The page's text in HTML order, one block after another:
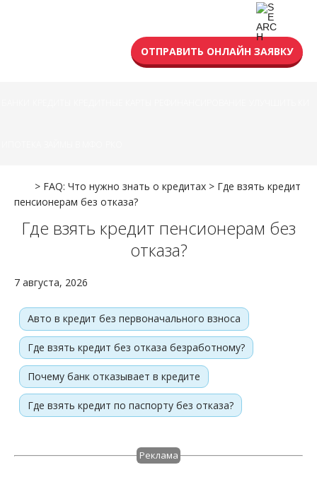
ОТПРАВИТЬ ОНЛАЙН ЗАЯВКУ
> FAQ: Что нужно знать о кредитах > Где взять кредит
пенсионерам без отказа?
Где взять кредит пенсионерам без
отказа?
7 августа, 2026
Авто в кредит без первоначального взноса
Где взять кредит без отказа безработному?
Почему банк отказывает в кредите
Где взять кредит по паспорту без отказа?
Реклама